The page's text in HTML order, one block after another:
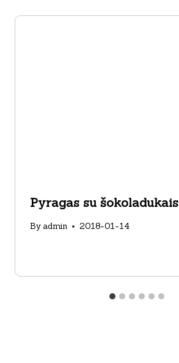
Pyragas su šokoladukais
By admin 2018-01-14